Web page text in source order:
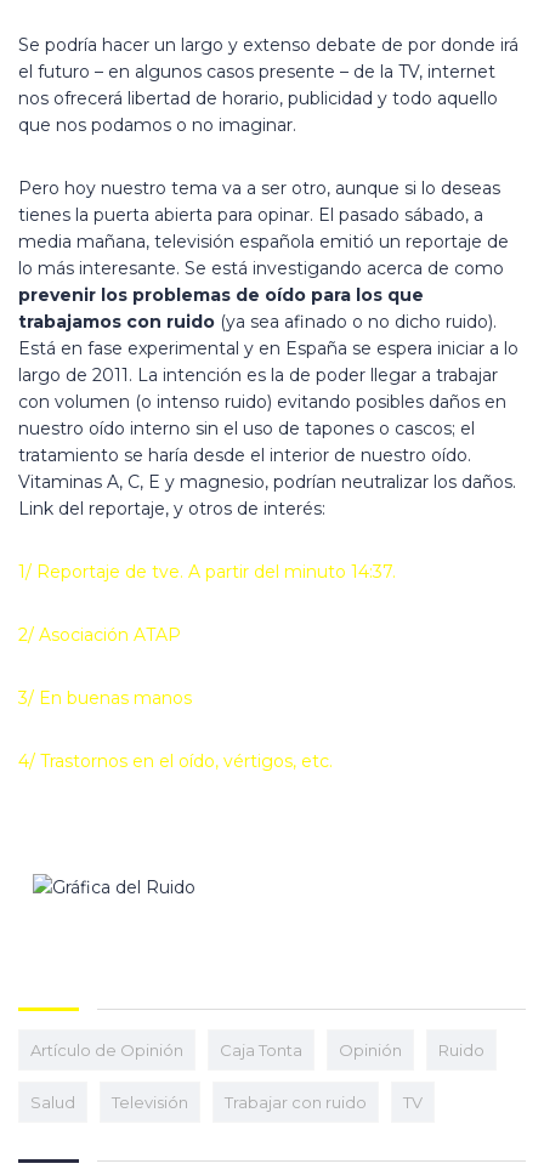
Se podría hacer un largo y extenso debate de por donde irá
el futuro – en algunos casos presente – de la TV, internet
nos ofrecerá libertad de horario, publicidad y todo aquello
que nos podamos o no imaginar.
Pero hoy nuestro tema va a ser otro, aunque si lo deseas
tienes la puerta abierta para opinar. El pasado sábado, a
media mañana, televisión española emitió un reportaje de
lo más interesante. Se está investigando acerca de como
prevenir los problemas de oído para los que
trabajamos con ruido (ya sea afinado o no dicho ruido).
Está en fase experimental y en España se espera iniciar a lo
largo de 2011. La intención es la de poder llegar a trabajar
con volumen (o intenso ruido) evitando posibles daños en
nuestro oído interno sin el uso de tapones o cascos; el
tratamiento se haría desde el interior de nuestro oído.
Vitaminas A, C, E y magnesio, podrían neutralizar los daños.
Link del reportaje, y otros de interés:
1/ Reportaje de tve. A partir del minuto 14:37.
2/ Asociación ATAP
3/ En buenas manos
4/ Trastornos en el oído, vértigos, etc.
Artículo de Opinión Caja Tonta Opinión Ruido
Salud Televisión Trabajar con ruido TV